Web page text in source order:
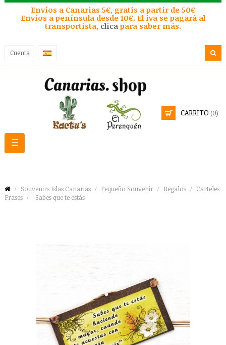
Envíos a Canarias 5€, gratis a partir de 50€
Envíos a península desde 10€. El iva se pagará al
transportista, clica para saber más.
Cuenta
CARRITO (0)
Navegación
de
☰
Souvenirs Islas Canarias Pequeño Souvenir Regalos
Carteles
Frases
Sabes que te estás